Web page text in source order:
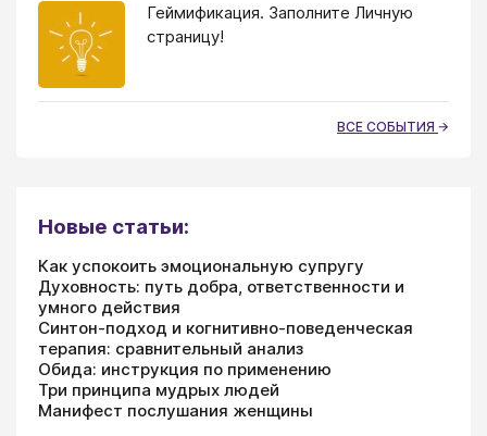
Геймификация. Заполните Личную
страницу!
ВСЕ СОБЫТИЯ
Новые статьи:
Как успокоить эмоциональную супругу
Духовность: путь добра, ответственности и
умного действия
Синтон-подход и когнитивно-поведенческая
терапия: сравнительный анализ
Обида: инструкция по применению
Три принципа мудрых людей
Манифест послушания женщины